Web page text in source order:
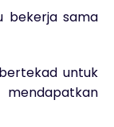
bekerja sama
untuk